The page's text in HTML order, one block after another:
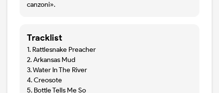
canzoni».
Tracklist
1. Rattlesnake Preacher
2. Arkansas Mud
3. Water In The River
4. Creosote
5. Bottle Tells Me So